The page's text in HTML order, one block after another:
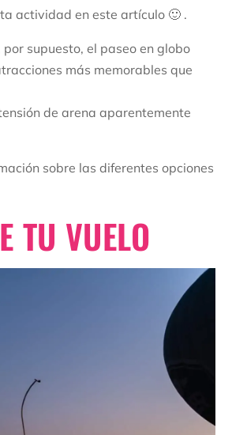
actividad en este artículo 🙂 .
supuesto, el paseo en globo
más memorables que
de arena aparentemente
sobre las diferentes opciones
TU VUELO